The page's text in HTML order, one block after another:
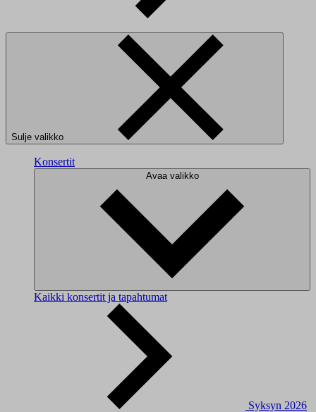
Sulje valikko
Konsertit
Avaa valikko
Kaikki konsertit ja tapahtumat
Syksyn 2026